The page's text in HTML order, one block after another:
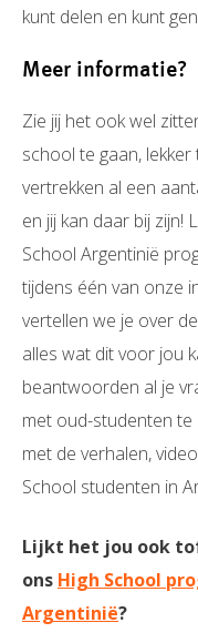
kunt delen en kunt
Meer informatie?
Zie jij het ook wel
school te gaan,
vertrekken al een
en jij kan daar bij zijn!
School Argentinië
tijdens één van onze
vertellen we je over
alles wat dit voor jou
beantwoorden al je
met oud-studenten
met de verhalen,
School studenten in
Lijkt het jou ook
ons High School
Argentinië?